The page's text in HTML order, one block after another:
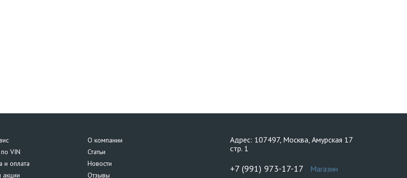
VIN
и оплата
акции
О компании
Статьи
Новости
Отзывы
Адрес: 107497, Москва, Амурская 17
стр. 1
+7 (991) 973-17-17 Магазин